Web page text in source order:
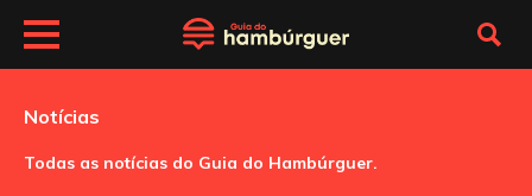
Notícias
Todas as notícias do Guia do Hambúrguer.